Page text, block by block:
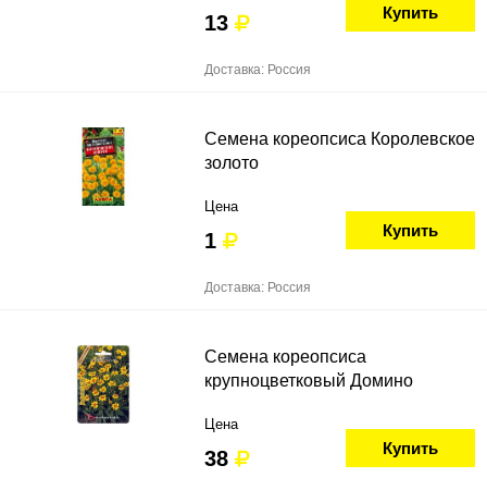
13 Купить
Доставка: Россия
Семена кореопсиса Королевское
золото
Цена
1 Купить
Доставка: Россия
Семена кореопсиса
крупноцветковый Домино
Цена
38 Купить